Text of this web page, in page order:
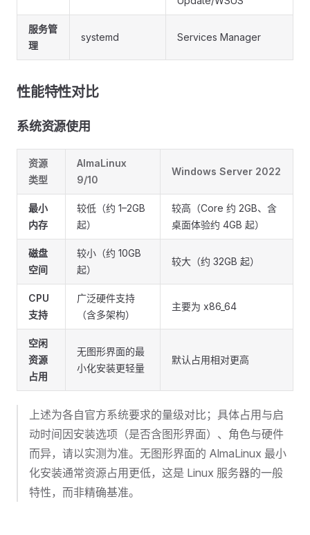
服务管
理
systemd Services Manager
性能特性对比
系统资源使用
资源
类型
AlmaLinux
9/10
Windows Server 2022
最小
内存
较低（约 1–2GB
起）
较高（Core 约 2GB、含
桌面体验约 4GB 起）
磁盘
空间
较小（约 10GB
起）
较大（约 32GB 起）
CPU
支持
广泛硬件支持
（含多架构）
主要为 x86_64
空闲
资源
占用
无图形界面的最
小化安装更轻量
默认占用相对更高
上述为各自官方系统要求的量级对比；具体占用与启
动时间因安装选项（是否含图形界面）、角色与硬件
而异，请以实测为准。无图形界面的 AlmaLinux 最小
化安装通常资源占用更低，这是 Linux 服务器的一般
特性，而非精确基准。